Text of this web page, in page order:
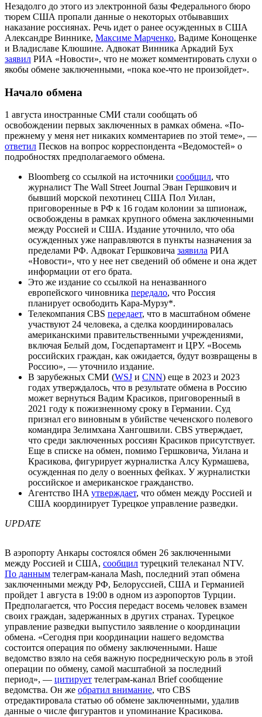
Незадолго до этого из электронной базы Федерального бюро
тюрем США пропали данные о некоторых отбывавших
наказание россиянах. Речь идет о ранее осужденных в США
Александре Виннике, Максиме Марченко, Вадиме Конощенке
и Владиславе Клюшине. Адвокат Винника Аркадий Бух
заявил РИА «Новости», что не может комментировать слухи о
якобы обмене заключенными, «пока кое-что не произойдет».
Начало обмена
1 августа иностранные СМИ стали сообщать об
освобождении первых заключенных в рамках обмена. «По-
прежнему у меня нет никаких комментариев по этой теме», —
ответил Песков на вопрос корреспондента «Ведомостей» о
подробностях предполагаемого обмена.
Bloomberg со ссылкой на источники сообщил, что
журналист The Wall Street Journal Эван Гершкович и
бывший морской пехотинец США Пол Уилан,
приговоренные в РФ к 16 годам колонии за шпионаж,
освобождены в рамках крупного обмена заключенными
между Россией и США. Издание уточнило, что оба
осужденных уже направляются в пункты назначения за
пределами РФ. Адвокат Гершковича заявила РИА
«Новости», что у нее нет сведений об обмене и она ждет
информации от его брата.
Это же издание со ссылкой на неназванного
европейского чиновника передало, что Россия
планирует освободить Кара-Мурзу*.
Телекомпания CBS передает, что в масштабном обмене
участвуют 24 человека, а сделка координировалась
американскими правительственными учреждениями,
включая Белый дом, Госдепартамент и ЦРУ. «Восемь
российских граждан, как ожидается, будут возвращены в
Россию», — уточнило издание.
В зарубежных СМИ (WSJ и CNN) еще в 2023 и 2023
годах утверждалось, что в результате обмена в Россию
может вернуться Вадим Красиков, приговоренный в
2021 году к пожизненному сроку в Германии. Суд
признал его виновным в убийстве чеченского полевого
командира Зелимхана Хангошвили. CBS утверждает,
что среди заключенных россиян Красиков присутствует.
Еще в списке на обмен, помимо Гершковича, Уилана и
Красикова, фигурирует журналистка Алсу Курмашева,
осужденная по делу о военных фейках. У журналистки
российское и американское гражданство.
Агентство IHAутверждает, что обмен между Россией и
США координирует Турецкое управление разведки.
UPDATE
В аэропорту Анкары состоялся обмен 26 заключенными
между Россией и США, сообщил турецкий телеканал NTV.
По данным телеграм-канала Mash, последний этап обмена
заключенными между РФ, Белоруссией, США и Германией
пройдет 1 августа в 19:00 в одном из аэропортов Турции.
Предполагается, что Россия передаст восемь человек взамен
своих граждан, задержанных в других странах. Турецкое
управление разведки выпустило заявление о координации
обмена. «Сегодня при координации нашего ведомства
состоится операция по обмену заключенными. Наше
ведомство взяло на себя важную посредническую роль в этой
операции по обмену, самой масштабной за последний
период», — цитирует телеграм-канал Brief сообщение
ведомства. Он же обратил внимание, что CBS
отредактировала статью об обмене заключенными, удалив
данные о числе фигурантов и упоминание Красикова.